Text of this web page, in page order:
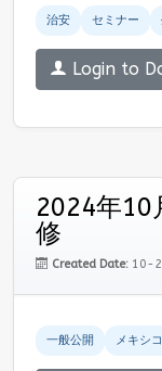
治安 セミナー
Login to
2024年
修
Created Date: 10-
一般公開 メキシ